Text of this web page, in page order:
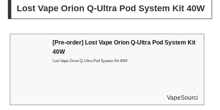
Lost Vape Orion Q-Ultra Pod System Kit 40W
[Pre-order] Lost Vape Orion Q-Ultra Pod System Kit
40W
Lost Vape Orion Q-Ultra Pod System Kit 40W
VapeSourcing